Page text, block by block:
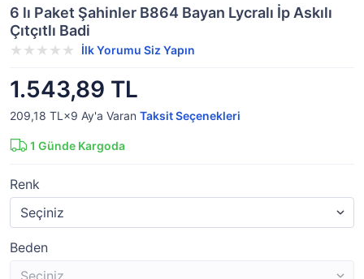
6 lı Paket Şahinler B864 Bayan Lycralı İp Askılı
Çıtçıtlı Badi
İlk Yorumu Siz Yapın
1.543,89 TL
209,18 TL×9 Ay'a Varan Taksit Seçenekleri
1 Günde Kargoda
Renk
Beden